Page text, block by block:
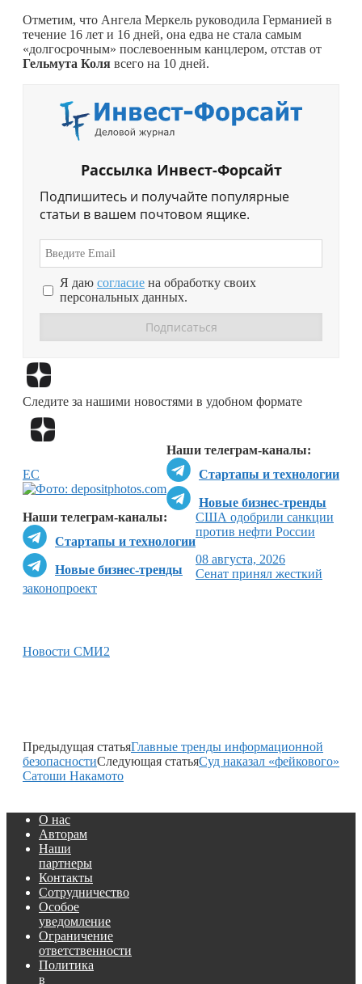
Отметим, что Ангела Меркель руководила Германией в
течение 16 лет и 16 дней, она едва не стала самым
«долгосрочным» послевоенным канцлером, отстав от
Гельмута Коля всего на 10 дней.
Рассылка Инвест-Форсайт
Подпишитесь и получайте популярные
статьи в вашем почтовом ящике.
Я даю согласие на обработку своих
персональных данных.
Следите за нашими новостями в удобном формате
Наши телеграм-каналы:
Стартапы и технологии
Новые бизнес-тренды
Наши телеграм-каналы:
Стартапы и технологии
Новые бизнес-тренды
ЕС
США одобрили санкции
против нефти России
08 августа, 2026
Сенат принял жесткий
законопроект
Новости СМИ2
Предыдущая статьяГлавные тренды информационной
безопасностиСледующая статьяСуд наказал «фейкового»
Сатоши Накамото
О нас
Авторам
Наши
партнеры
Контакты
Сотрудничество
Особое
уведомление
Ограничение
ответственности
Политика
в